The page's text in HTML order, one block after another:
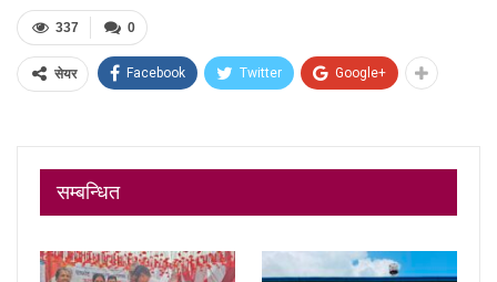
0
337
सेयर Facebook Twitter Google+
सम्बन्धित